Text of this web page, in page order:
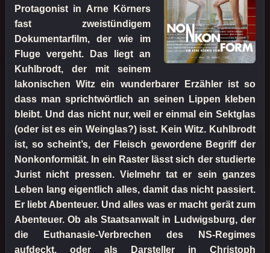
Protagonist in Arne Körners
fast zweistündigem
Dokumentarfilm, der wie im
Fluge vergeht. Das liegt an
Kuhlbrodt, der mit seinem
lakonischen Witz ein wunderbarer Erzähler ist so
dass man sprichtwörtlich an seinen Lippen kleben
bleibt. Und das nicht nur, weil er einmal ein Sektglas
(oder ist es ein Weinglas?) isst. Kein Witz. Kuhlbrodt
ist, so scheint’s, der Fleisch gewordene Begriff der
Nonkonformität. In ein Raster lässt sich der studierte
Jurist nicht pressen. Vielmehr tat er sein ganzes
Leben lang eigentlich alles, damit das nicht passiert.
Er liebt Abenteuer. Und alles was er macht gerät zum
Abenteuer. Ob als Staatsanwalt in Ludwigsburg, der
die Euthanasie-Verbrechen des NS-Regimes
aufdeckt, oder als Darsteller in Christoph